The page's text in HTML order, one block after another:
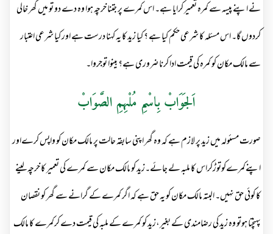
نے اپنے پیسہ سے کمرہ تعمیر کرایا ہے۔ اس کمرے پر جتنا خرچہ ہوا وہ دے دو تو میں گھر خالی
کردوں گا۔ اس مسئلہ کا شرعی حکم کیا ہے ؟ کیا زید کا یہ کہنا درست ہے اور کیا شرعی اعتبار
سے مالک مکان کو کمرہ کی قیمت ادا کرنا ضروری ہے؟ بینوا توجروا۔
اَلجَوَابْ بِاسْمِ مُلْہِمِ الصَّوَابْ
صورت مسئولہ میں زید پر لازم ہے کہ وہ گھر اپنی سابقہ حالت پر مالک مکان کو واپس کرےاور
اپنےکمرےکوتوڑکراس کا ملبہ لے جائے۔زید کو مالک مکان سے کمرے کی تعمیر کا خرچہ لینے
کا کوئی حق نہیں۔ البتہ مالک مکان کو یہ حق ہے کہ اگر کمرے کے گرانے سے گھر کو نقصان
پہنچتا ہوتو وہ زید کی رضامندی کے بغیر،زید کو کمرے کے ملبہ کی قیمت دے کرکمرے کا مالک